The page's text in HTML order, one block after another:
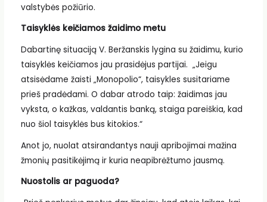
valstybės požiūrio.
Taisyklės keičiamos žaidimo metu
Dabartinę situaciją V. Beržanskis lygina su žaidimu, kurio
taisyklės keičiamos jau prasidėjus partijai. „Jeigu
atsisėdame žaisti „Monopolio“, taisykles susitariame
prieš pradėdami. O dabar atrodo taip: žaidimas jau
vyksta, o kažkas, valdantis banką, staiga pareiškia, kad
nuo šiol taisyklės bus kitokios.“
Anot jo, nuolat atsirandantys nauji apribojimai mažina
žmonių pasitikėjimą ir kuria neapibrėžtumo jausmą.
Nuostolis ar paguoda?